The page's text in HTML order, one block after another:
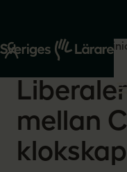
Start Om oss
2025-10-30
mellan
klokskap